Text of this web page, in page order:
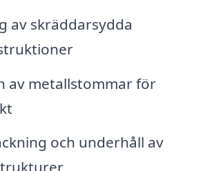
av skräddarsydda
av metallstommar för
och underhåll av